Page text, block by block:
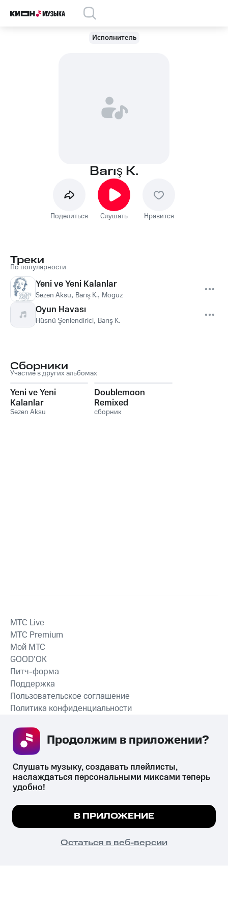
Исполнитель
Barış K.
Поделиться Слушать Нравится
Треки
По популярности
Yeni ve Yeni Kalanlar
Sezen Aksu, Barış K., Moguz
Oyun Havası
Hüsnü Şenlendirici, Barış K.
Сборники
Участие в других альбомах
Yeni ve Yeni
Kalanlar
Sezen Aksu
Doublemoon
Remixed
сборник
СКАЧАТЬ ПРИЛОЖЕНИЕ
MTС Live
MTС Premium
Мой МТС
GOOD’OK
Питч-форма
Поддержка
Пользовательское соглашение
Политика конфиденциальности
психотропных веществ, их аналогов причиняет вред здоровью,
их незаконный оборот запрещён и влечёт установленную
законодательством ответственность.
© 2026 ООО «КИОН».
Все права защищены
Мы используем куки, чтобы на сайте все
Подробнее
ПОНЯТНО
Слушать музыку, создавать плейлисты,
наслаждаться персональными миксами теперь
удобно!
В ПРИЛОЖЕНИЕ
Остаться в веб-версии